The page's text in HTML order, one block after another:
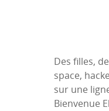
Des filles,
space,
sur une
Bienvenue